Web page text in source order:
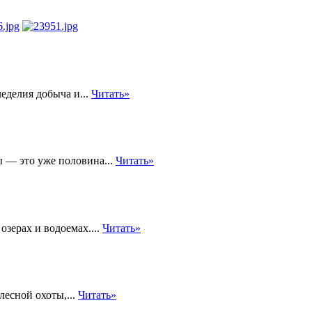
добыча и... Читать»
— это уже половина... Читать»
и водоемах.... Читать»
охоты,... Читать»